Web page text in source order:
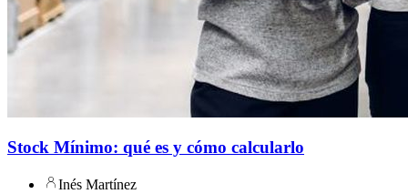
Stock Mínimo: qué es y cómo calcularlo
Inés Martínez